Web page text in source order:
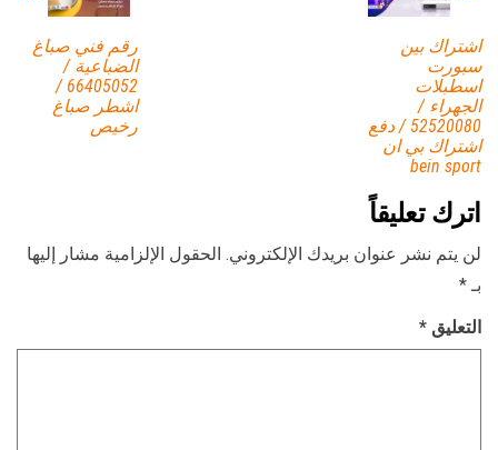
رقم فني صباغ
الضباعية /
66405052 /
اشطر صباغ
رخيص
اشتراك بين
سبورت
اسطبلات
الجهراء /
52520080 / دفع
اشتراك بي ان
bein sport
اترك تعليقاً
لن يتم نشر عنوان بريدك الإلكتروني. الحقول الإلزامية مشار إليها
بـ*
التعليق *